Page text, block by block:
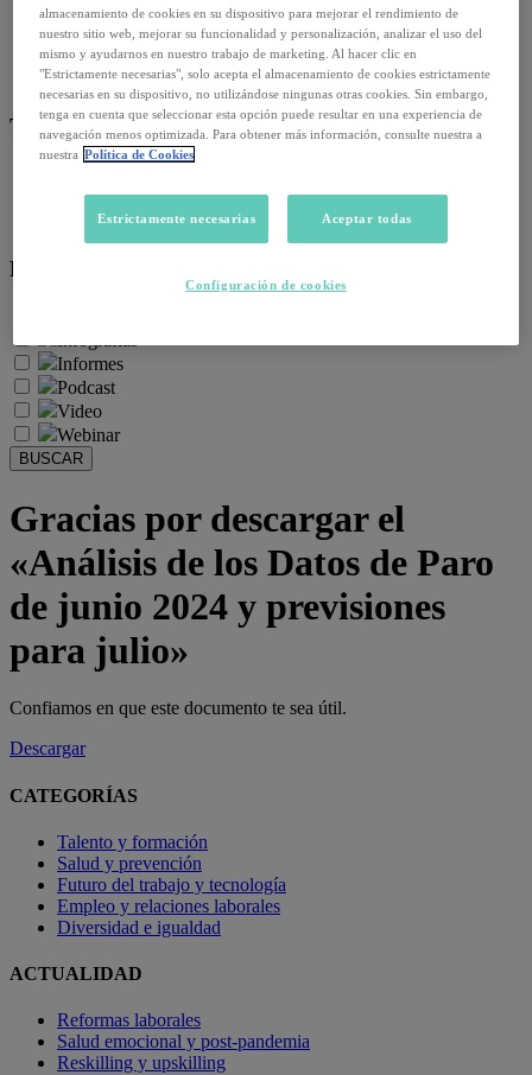
Empleo y relaciones laborales
Futuro del trabajo y tecnología
Salud y prevención
Talento y formación
Temas de actualidad:
Reskilling y upskilling
Salud emocional y post-pandemia
Recursos:
Infografías
Informes
Podcast
Video
Webinar
BUSCAR
Gracias por descargar el
«Análisis de los Datos de Paro
de junio 2024 y previsiones
para julio»
Confiamos en que este documento te sea útil.
Descargar
CATEGORÍAS
Talento y formación
Salud y prevención
Futuro del trabajo y tecnología
Empleo y relaciones laborales
Diversidad e igualdad
ACTUALIDAD
Reformas laborales
Salud emocional y post-pandemia
Reskilling y upskilling
almacenamiento de cookies en su dispositivo para mejorar el rendimiento de
nuestro sitio web, mejorar su funcionalidad y personalización, analizar el uso del
mismo y ayudarnos en nuestro trabajo de marketing. Al hacer clic en
"Estrictamente necesarias", solo acepta el almacenamiento de cookies estrictamente
necesarias en su dispositivo, no utilizándose ningunas otras cookies. Sin embargo,
tenga en cuenta que seleccionar esta opción puede resultar en una experiencia de
navegación menos optimizada. Para obtener más información, consulte nuestra a
nuestra Política de Cookies
Estrictamente necesarias Aceptar todas
Configuración de cookies